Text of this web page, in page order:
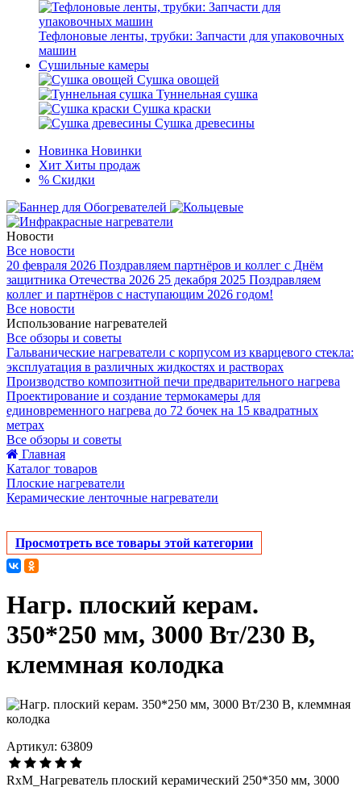
Тефлоновые ленты, трубки: Запчасти для упаковочных
машин
Сушильные камеры
Сушка овощей
Туннельная сушка
Сушка краски
Сушка древесины
Новинка Новинки
Хит Хиты продаж
% Скидки
Новости
Все новости
20 февраля 2026 Поздравляем партнёров и коллег с Днём
защитника Отечества 2026 25 декабря 2025 Поздравляем
коллег и партнёров с наступающим 2026 годом!
Все новости
Использование нагревателей
Все обзоры и советы
Гальванические нагреватели с корпусом из кварцевого стекла:
эксплуатация в различных жидкостях и растворах
Производство композитной печи предварительного нагрева
Проектирование и создание термокамеры для
единовременного нагрева до 72 бочек на 15 квадратных
метрах
Все обзоры и советы
Главная
Каталог товаров
Плоские нагреватели
Керамические ленточные нагреватели
Просмотреть все товары этой категории
Нагр. плоский керам.
350*250 мм, 3000 Вт/230 В,
клеммная колодка
Артикул: 63809
RxM_Нагреватель плоский керамический 250*350 мм, 3000